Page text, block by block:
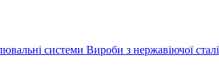
системи Вироби з нержавіючої сталі